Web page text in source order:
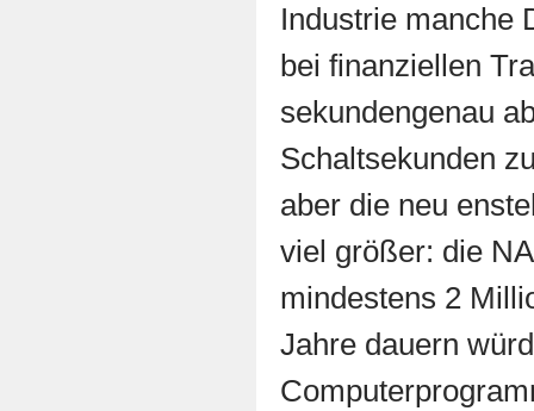
Industrie manche
bei finanziellen
sekundengenau
Schaltsekunden
aber die neu
viel größer: die
mindestens 2
Jahre dauern